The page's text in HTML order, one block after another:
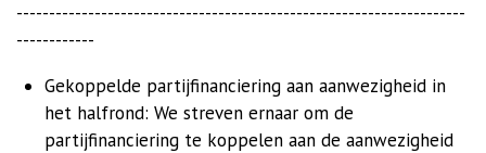
---------------------------------------------------------------------
------------
Gekoppelde partijfinanciering aan aanwezigheid in
het halfrond: We streven ernaar om de
partijfinanciering te koppelen aan de aanwezigheid